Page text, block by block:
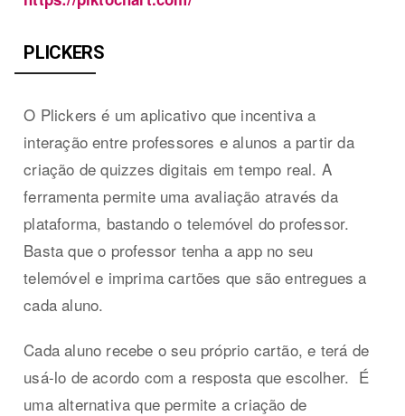
PLICKERS
O Plickers é um aplicativo que incentiva a
interação entre professores e alunos a partir da
criação de quizzes digitais em tempo real. A
ferramenta permite uma avaliação através da
plataforma, bastando o telemóvel do professor.
Basta que o professor tenha a app no seu
telemóvel e imprima cartões que são entregues a
cada aluno.
Cada aluno recebe o seu próprio cartão, e terá de
usá-lo de acordo com a resposta que escolher. É
uma alternativa que permite a criação de